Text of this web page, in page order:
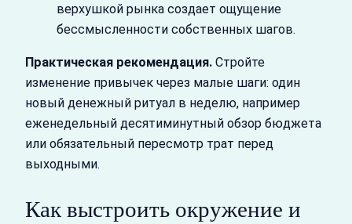
верхушкой рынка создает ощущение
бессмысленности собственных шагов.
Практическая рекомендация. Стройте
изменение привычек через малые шаги: один
новый денежный ритуал в неделю, например
еженедельный десятиминутный обзор бюджета
или обязательный пересмотр трат перед
выходными.
Как выстроить окружение и